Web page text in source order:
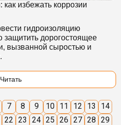
как избежать коррозии
гидроизоляцию
защитить дорогостоящее
вызванной сыростью и
Читать
7 8 9 10 11 12 13
14
22 23 24 25 26 27 28 29